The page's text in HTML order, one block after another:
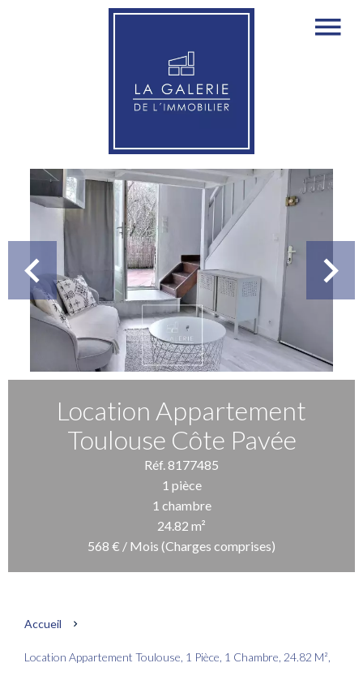
Location Appartement
Toulouse Côte Pavée
Réf. 8177485
1 pièce
1 chambre
24.82 m²
568 € / Mois (Charges comprises)
Accueil
Location Appartement Toulouse, 1 Pièce, 1 Chambre, 24.82 M²,